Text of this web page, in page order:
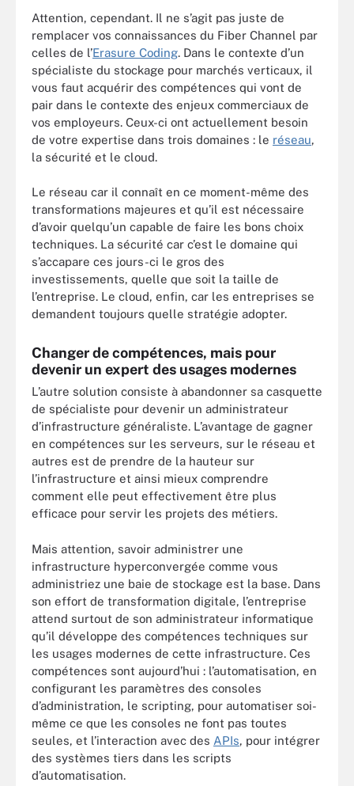
Attention, cependant. Il ne s’agit pas juste de
remplacer vos connaissances du Fiber Channel par
celles de l’Erasure Coding. Dans le contexte d’un
spécialiste du stockage pour marchés verticaux, il
vous faut acquérir des compétences qui vont de
pair dans le contexte des enjeux commerciaux de
vos employeurs. Ceux-ci ont actuellement besoin
de votre expertise dans trois domaines : le réseau,
la sécurité et le cloud.
Le réseau car il connaît en ce moment-même des
transformations majeures et qu’il est nécessaire
d’avoir quelqu’un capable de faire les bons choix
techniques. La sécurité car c’est le domaine qui
s’accapare ces jours-ci le gros des
investissements, quelle que soit la taille de
l’entreprise. Le cloud, enfin, car les entreprises se
demandent toujours quelle stratégie adopter.
Changer de compétences, mais pour
devenir un expert des usages modernes
L’autre solution consiste à abandonner sa casquette
de spécialiste pour devenir un administrateur
d’infrastructure généraliste. L’avantage de gagner
en compétences sur les serveurs, sur le réseau et
autres est de prendre de la hauteur sur
l’infrastructure et ainsi mieux comprendre
comment elle peut effectivement être plus
efficace pour servir les projets des métiers.
Mais attention, savoir administrer une
infrastructure hyperconvergée comme vous
administriez une baie de stockage est la base. Dans
son effort de transformation digitale, l’entreprise
attend surtout de son administrateur informatique
qu’il développe des compétences techniques sur
les usages modernes de cette infrastructure. Ces
compétences sont aujourd’hui : l’automatisation, en
configurant les paramètres des consoles
d’administration, le scripting, pour automatiser soi-
même ce que les consoles ne font pas toutes
seules, et l’interaction avec des APIs, pour intégrer
des systèmes tiers dans les scripts
d’automatisation.